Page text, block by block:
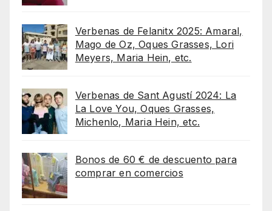
Verbenas de Felanitx 2025: Amaral,
Mago de Oz, Oques Grasses, Lori
Meyers, Maria Hein, etc.
Verbenas de Sant Agustí 2024: La
La Love You, Oques Grasses,
Michenlo, Maria Hein, etc.
Bonos de 60 € de descuento para
comprar en comercios